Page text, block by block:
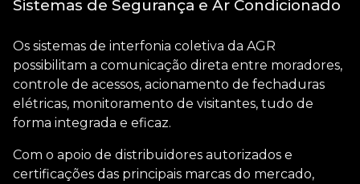
Sistemas de Segurança e Ar Condicionado
Os sistemas de interfonia coletiva da AGR
possibilitam a comunicação direta entre moradores,
controle de acessos, acionamento de fechaduras
elétricas, monitoramento de visitantes, tudo de
forma integrada e eficaz.
Com o apoio de distribuidores autorizados e
certificações das principais marcas do mercado,